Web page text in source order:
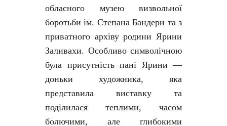
обласного музею визвольної
боротьби ім. Степана Бандери та з
приватного архіву родини Ярини
Заливахи. Особливо символічною
була присутність пані Ярини —
доньки художника, яка
представила виставку та
поділилася теплими, часом
болючими, але глибокими